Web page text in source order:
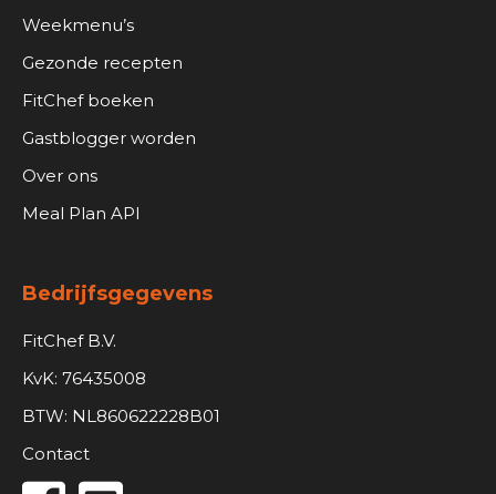
Weekmenu’s
Gezonde recepten
FitChef boeken
Gastblogger worden
Over ons
Meal Plan API
Bedrijfsgegevens
FitChef B.V.
KvK: 76435008
BTW: NL860622228B01
Contact